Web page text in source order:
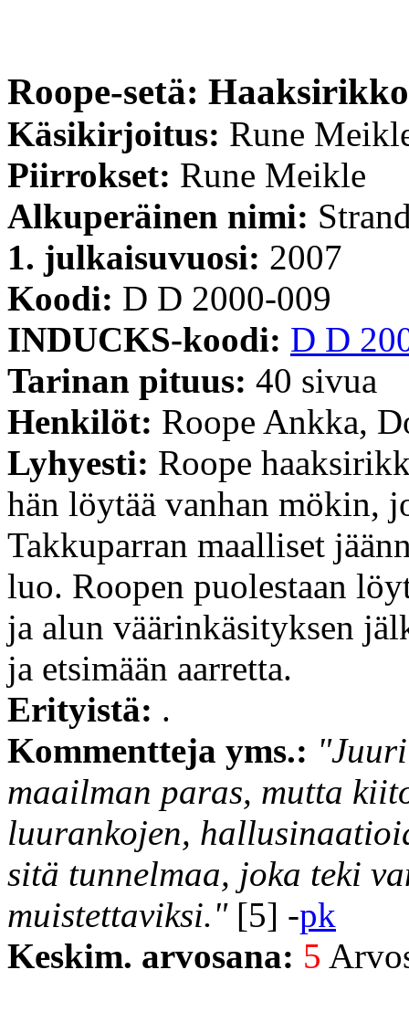
Roope-setä: Haaksirikko
Käsikirjoitus: Rune
Piirrokset: Rune Meikle
Alkuperäinen nimi:
1. julkaisuvuosi: 2007
Koodi: D D 2000-009
INDUCKS-koodi: D D
Tarinan pituus: 40 sivua
Henkilöt: Roope Ankka,
Lyhyesti: Roope
hän löytää vanhan mökin,
Takkuparran maalliset
luo. Roopen puolestaan
ja alun väärinkäsityksen
ja etsimään aarretta.
Erityistä: .
Kommentteja yms.:
maailman paras, mutta
luurankojen,
sitä tunnelmaa, joka teki
muistettaviksi."[5] -pk
Keskim. arvosana: 5